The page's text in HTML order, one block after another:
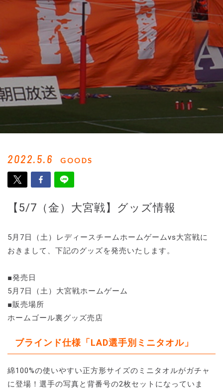
2022.5.6 GOODS
【5/7（金）大宮戦】グッズ情報
5月7日（土）レディースチームホームゲームvs大宮戦に
おきまして、下記のグッズを発売いたします。
■発売日
5月7日（土）大宮戦ホームゲーム
■販売場所
ホームゴール裏グッズ売店
ブラインド仕様「LAD選手別ミニタオル」
綿100%の使いやすい正方形サイズのミニタオルがガチャ
に登場！選手の写真と背番号の2枚セットになっていま